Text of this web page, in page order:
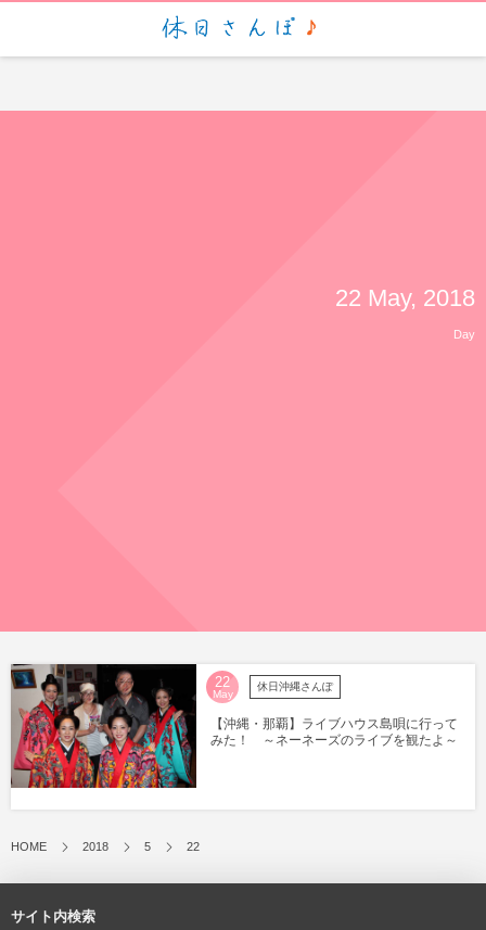
script> (function(i,s,o,g,r,a,m){i['GoogleAnalyticsObject']=r;i[r]=i[r]||function(){ (i[r].q=i[r].q||
[]).push(arguments)},i[r].l=1*new Date();a=s.createElement(o), m=s.getElementsByTagName(o)
[0];a.async=1;a.src=g;m.parentNode.insertBefore(a,m) })
(window,document,'script','https://www.google-analytics.com/analytics.js','ga'); ga('create', 'UA-
22 May, 2018
Day
22
May
休日沖縄さんぽ
【沖縄・那覇】ライブハウス島唄に行って
みた！ ～ネーネーズのライブを観たよ～
HOME 2018 5 22
サイト内検索